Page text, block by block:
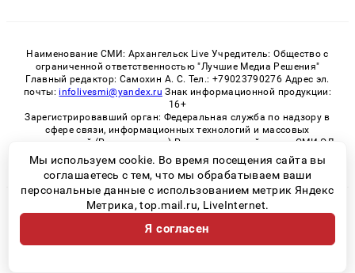
Наименование СМИ: Архангельск Live Учредитель: Общество с
ограниченной ответственностью "Лучшие Медиа Решения"
Главный редактор: Самохин А. С. Тел.: +79023790276 Адрес эл.
почты: infolivesmi@yandex.ru Знак информационной продукции:
16+
Зарегистрировавший орган: Федеральная служба по надзору в
сфере связи, информационных технологий и массовых
коммуникаций (Роскомнадзор) Регистрационный номер СМИ ЭЛ
№ ФС 77 - 82533 от 21.01.2022
© 2026 «Архангельск Live» | Все права защищены
Возрастная категория сайта 16+
Политика конфиденциальности
Мы используем cookie. Во время посещения сайта вы
соглашаетесь с тем, что мы обрабатываем ваши
персональные данные с использованием метрик Яндекс
Метрика, top.mail.ru, LiveInternet.
Я согласен